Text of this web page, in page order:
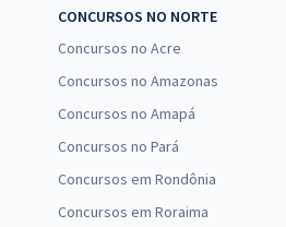
CONCURSOS NO NORTE
Concursos no Acre
Concursos no Amazonas
Concursos no Amapá
Concursos no Pará
Concursos em Rondônia
Concursos em Roraima